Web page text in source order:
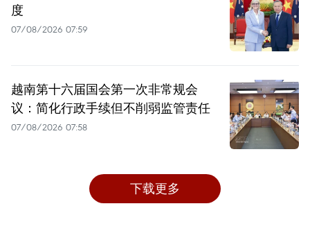
度
07/08/2026 07:59
越南第十六届国会第一次非常规会
议：简化行政手续但不削弱监管责任
07/08/2026 07:58
下载更多